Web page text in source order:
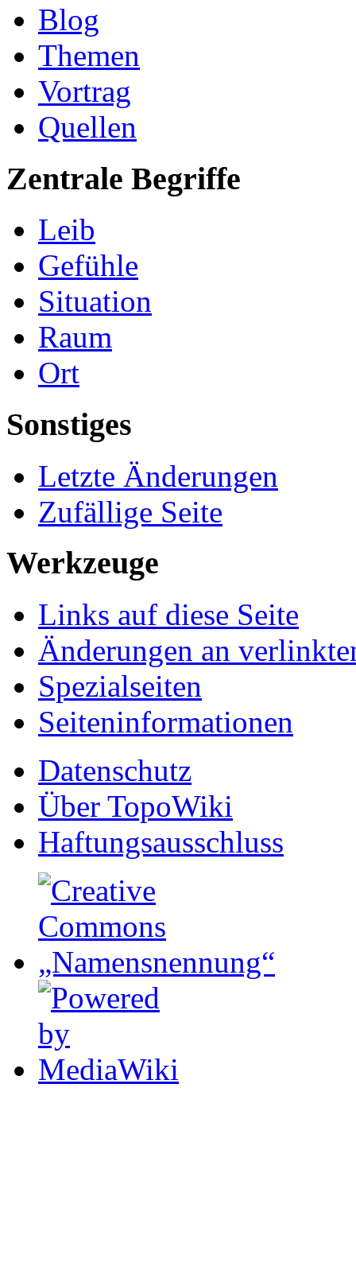
Blog
Themen
Vortrag
Quellen
Zentrale Begriffe
Leib
Gefühle
Situation
Raum
Ort
Sonstiges
Letzte Änderungen
Zufällige Seite
Werkzeuge
Links auf diese Seite
Änderungen an
Spezialseiten
Seiten­informationen
Datenschutz
Über TopoWiki
Haftungsausschluss